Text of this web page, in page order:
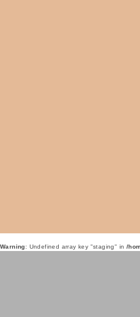
Warning: Undefined array key "staging" in /